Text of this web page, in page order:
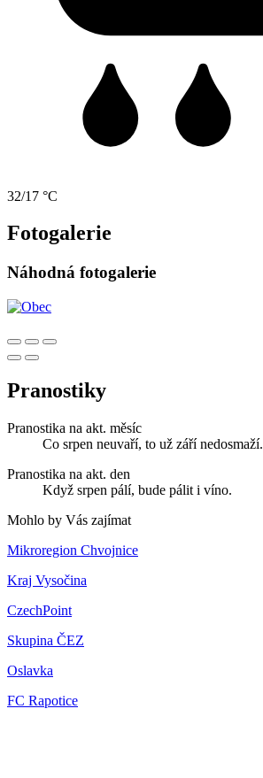
32/17 °C
Fotogalerie
Náhodná fotogalerie
Pranostiky
Pranostika na akt. měsíc
Co srpen neuvaří, to už září nedosmaží.
Pranostika na akt. den
Když srpen pálí, bude pálit i víno.
Mohlo by Vás zajímat
Mikroregion Chvojnice
Kraj Vysočina
CzechPoint
Skupina ČEZ
Oslavka
FC Rapotice